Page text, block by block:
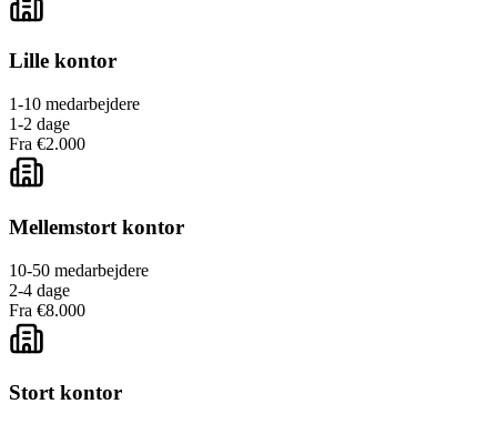
Lille kontor
1-10 medarbejdere
1-2 dage
Fra €2.000
Mellemstort kontor
10-50 medarbejdere
2-4 dage
Fra €8.000
Stort kontor